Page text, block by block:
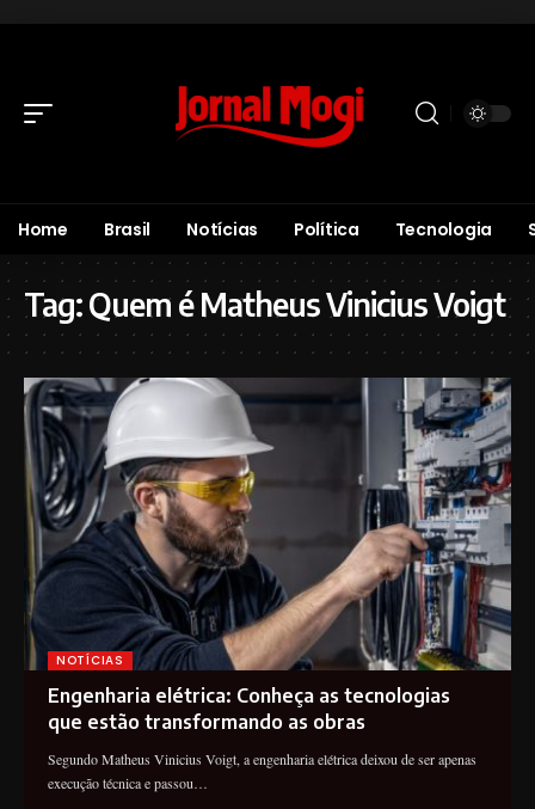
Home Brasil Notícias Política Tecnologia
Tag:Quem é Matheus Vinicius Voigt
NOTÍCIAS
Engenharia elétrica: Conheça as tecnologias
que estão transformando as obras
Segundo Matheus Vinicius Voigt, a engenharia elétrica deixou de ser apenas
execução técnica e passou…